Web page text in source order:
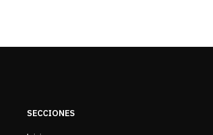
SECCIONES